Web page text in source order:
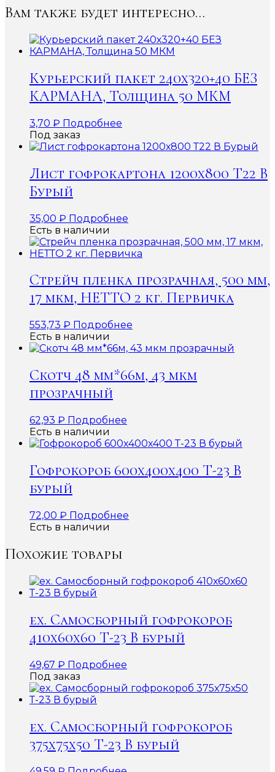
Вам также будет интересно…
Курьерский пакет 240х320+40 БЕЗ
КАРМАНА, Толщина 50 МКМ
3,70 ₽ Подробнее
Под заказ
Лист гофрокартона 1200х800 Т22 В
Бурый
35,00 ₽ Подробнее
Есть в наличии
Стрейч пленка прозрачная, 500 мм,
17 мкм, НЕТТО 2 кг. Первичка
553,73 ₽ Подробнее
Есть в наличии
Скотч 48 мм*66м, 43 мкм
прозрачный
62,93 ₽ Подробнее
Есть в наличии
Гофрокороб 600x400x400 Т-23 В
бурый
72,00 ₽ Подробнее
Есть в наличии
Похожие товары
ex. Самосборный гофрокороб
410х60х60 Т-23 В бурый
49,67 ₽ Подробнее
Под заказ
ex. Самосборный гофрокороб
375х75х50 Т-23 В бурый